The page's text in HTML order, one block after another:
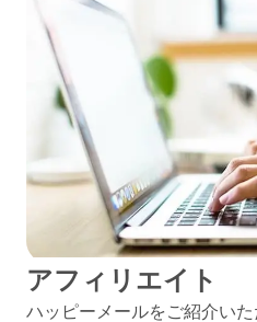
アフィリエイト
ハッピーメールをご紹介い